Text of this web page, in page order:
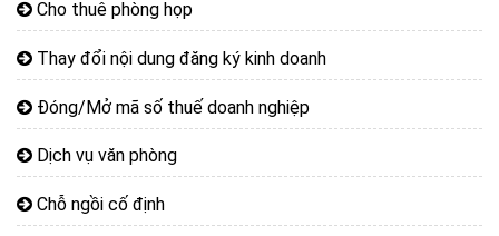
Cho thuê phòng họp
Thay đổi nội dung đăng ký kinh doanh
Đóng/Mở mã số thuế doanh nghiệp
Dịch vụ văn phòng
Chỗ ngồi cố định